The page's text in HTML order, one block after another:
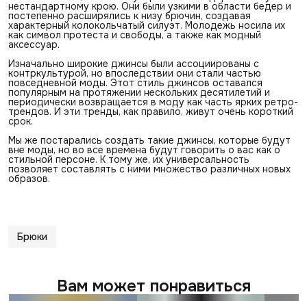
нестандартному крою. Они были узкими в области бедер и
постепенно расширялись к низу брючин, создавая
характерный колокольчатый силуэт. Молодежь носила их
как символ протеста и свободы, а также как модный
аксессуар.
Изначально широкие джинсы были ассоциированы с
контркультурой, но впоследствии они стали частью
повседневной моды. Этот стиль джинсов оставался
популярным на протяжении нескольких десятилетий и
периодически возвращается в моду как часть ярких ретро-
трендов. И эти тренды, как правило, живут очень короткий
срок.
Мы же постарались создать такие джинсы, которые будут
вне моды, но во все времена будут говорить о вас как о
стильной персоне. К тому же, их универсальность
позволяет составлять с ними множество различных новых
образов.
Брюки
Вам может понравиться